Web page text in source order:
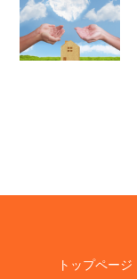
トップページ